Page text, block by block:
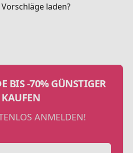
laden?
BIS -70% GÜNSTIGER
KAUFEN
ANMELDEN!